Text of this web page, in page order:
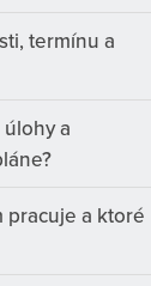
termínu a
a
pracuje a ktoré